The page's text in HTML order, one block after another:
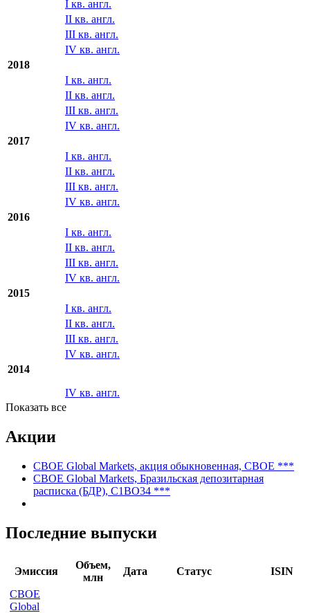
I кв. англ.
II кв. англ.
III кв. англ.
IV кв. англ.
2018
I кв. англ.
II кв. англ.
III кв. англ.
IV кв. англ.
2017
I кв. англ.
II кв. англ.
III кв. англ.
IV кв. англ.
2016
I кв. англ.
II кв. англ.
III кв. англ.
IV кв. англ.
2015
I кв. англ.
II кв. англ.
III кв. англ.
IV кв. англ.
2014
IV кв. англ.
Показать все
Акции
CBOE Global Markets, акция обыкновенная, CBOE ***
CBOE Global Markets, Бразильская депозитарная
расписка (БДР), C1BO34 ***
Последние выпуски
Эмиссия
Объем,
млн
Дата Статус
ISIN
CBOE
Global